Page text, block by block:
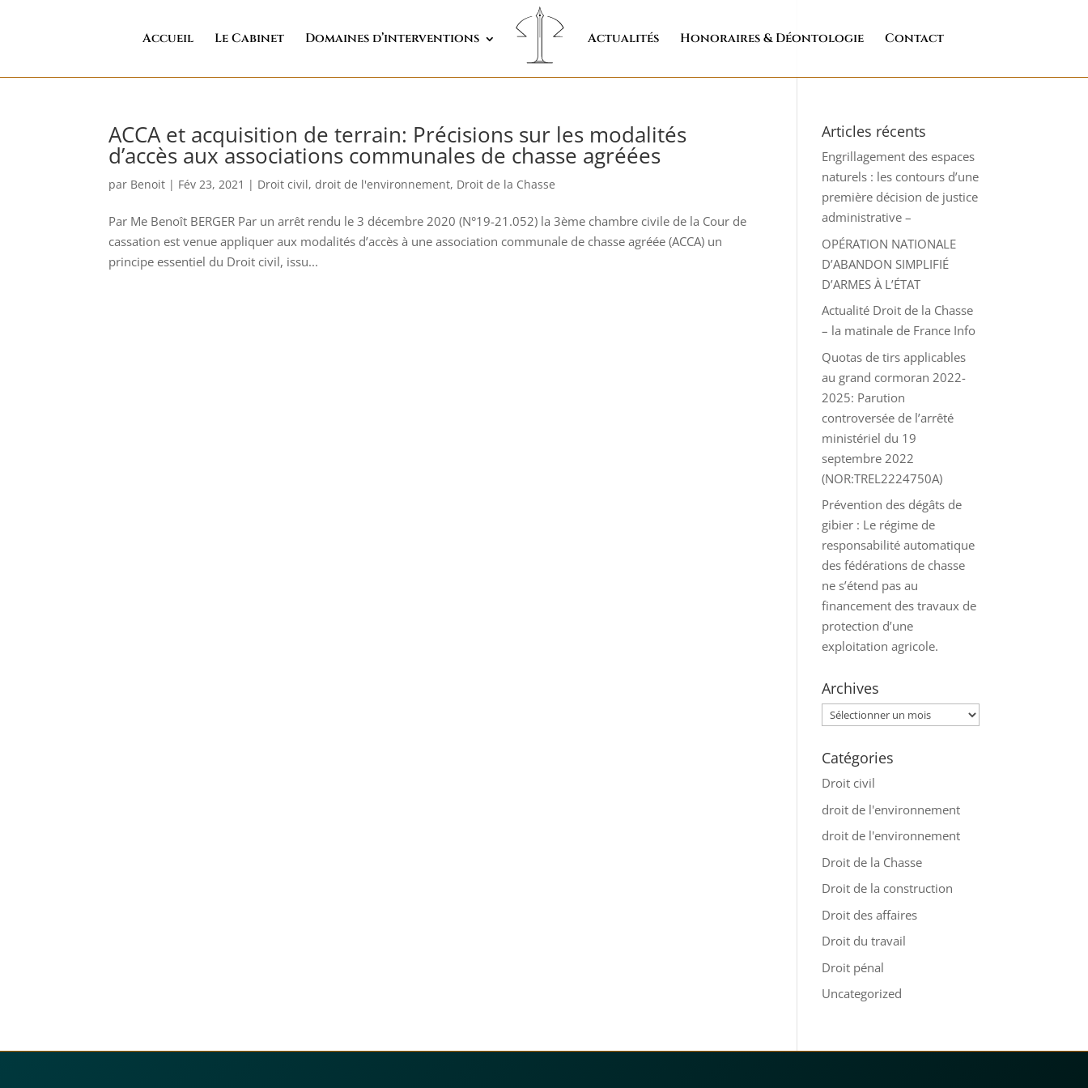
Accueil Le Cabinet Domaines d’interventions Actualités Honoraires & Déontologie Contact
ACCA et acquisition de terrain: Précisions sur les modalités
d’accès aux associations communales de chasse agréées
par Benoit | Fév 23, 2021 | Droit civil,droit de l'environnement, Droit de la Chasse
Par Me Benoît BERGER Par un arrêt rendu le 3 décembre 2020 (N°19-21.052) la 3ème chambre civile de la Cour de
cassation est venue appliquer aux modalités d’accès à une association communale de chasse agréée (ACCA) un
principe essentiel du Droit civil, issu...
Articles récents
Engrillagement des espaces
naturels : les contours d’une
première décision de justice
administrative –
OPÉRATION NATIONALE
D’ABANDON SIMPLIFIÉ
D’ARMES À L’ÉTAT
Actualité Droit de la Chasse
– la matinale de France Info
Quotas de tirs applicables
au grand cormoran 2022-
2025: Parution
controversée de l’arrêté
ministériel du 19
septembre 2022
(NOR:TREL2224750A)
Prévention des dégâts de
gibier : Le régime de
responsabilité automatique
des fédérations de chasse
ne s’étend pas au
financement des travaux de
protection d’une
exploitation agricole.
Archives
Archives
Catégories
Droit civil
droit de l'environnement
droit de l'environnement
Droit de la Chasse
Droit de la construction
Droit des affaires
Droit du travail
Droit pénal
Uncategorized